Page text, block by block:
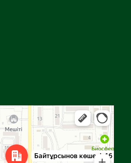
навигация, орындарды іздеу